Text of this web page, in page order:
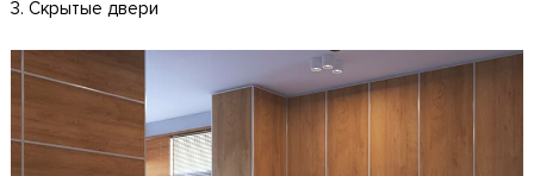
3. Скрытые двери